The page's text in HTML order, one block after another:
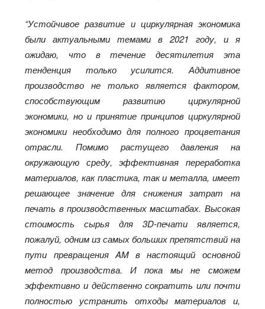
“Устойчивое развитие и циркулярная экономика
были актуальными темами в 2021 году, и я
ожидаю, что в течение десятилетия эта
тенденция только усилится. Аддитивное
производство не только является фактором,
способствующим развитию циркулярной
экономики, но и принятие принципов циркулярной
экономики необходимо для полного процветания
отрасли. Помимо растущего давления на
окружающую среду, эффективная переработка
материалов, как пластика, так и металла, имеет
решающее значение для снижения затрат на
печать в производственных масштабах. Высокая
стоимость сырья для 3D-печати является,
пожалуй, одним из самых больших препятствий на
пути превращения AM в настоящий основной
метод производства. И пока мы не сможем
эффективно и действенно сократить или почти
полностью устранить отходы материалов и,